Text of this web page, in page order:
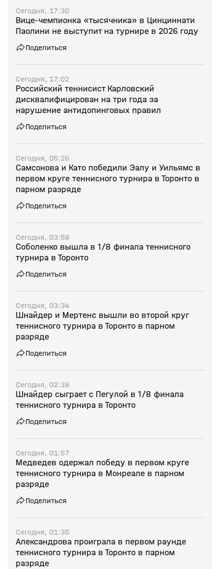
Сегодня, 17:30
Вице‑чемпионка «тысячника» в Цинциннати
Паолини не выступит на турнире в 2026 году
Поделиться
Сегодня, 17:02
Российский теннисист Карловский
дисквалифицирован на три года за
нарушение антидопинговых правил
Поделиться
Сегодня, 05:26
Самсонова и Като победили Эалу и Уильямс в
первом круге теннисного турнира в Торонто в
парном разряде
Поделиться
Сегодня, 03:58
Соболенко вышла в 1/8 финала теннисного
турнира в Торонто
Поделиться
Сегодня, 03:34
Шнайдер и Мертенс вышли во второй круг
теннисного турнира в Торонто в парном
разряде
Поделиться
Сегодня, 02:38
Шнайдер сыграет с Пегулой в 1/8 финала
теннисного турнира в Торонто
Поделиться
Сегодня, 01:57
Медведев одержал победу в первом круге
теннисного турнира в Монреале в парном
разряде
Поделиться
Сегодня, 01:35
Александрова проиграла в первом раунде
теннисного турнира в Торонто в парном
разряде